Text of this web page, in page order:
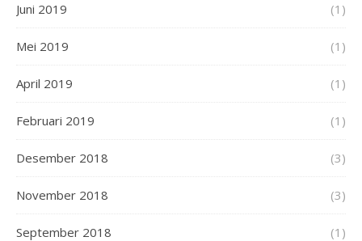
Juni 2019 (1)
Mei 2019 (1)
April 2019 (1)
Februari 2019 (1)
Desember 2018 (3)
November 2018 (3)
September 2018 (1)